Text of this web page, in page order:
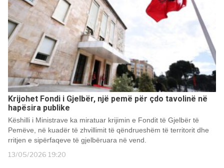
Krijohet Fondi i Gjelbër, një pemë për çdo tavolinë në
hapësira publike
Këshilli i Ministrave ka miratuar krijimin e Fondit të Gjelbër të
Pemëve, në kuadër të zhvillimit të qëndrueshëm të territorit dhe
rritjen e sipërfaqeve të gjelbëruara në vend.
13/05/2026 19:20